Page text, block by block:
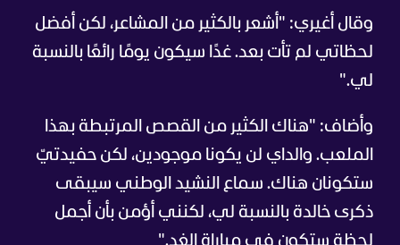
وقال أغيري: "أشعر بالكثير من المشاعر، لكن أفضل
لحظاتي لم تأت بعد. غدًا سيكون يومًا رائعًا بالنسبة
لي."
وأضاف: "هناك الكثير من القصص المرتبطة بهذا
الملعب. والداي لن يكونا موجودين، لكن حفيدتيّ
ستكونان هناك. سماع النشيد الوطني سيبقى
ذكرى خالدة بالنسبة لي، لكنني أؤمن بأن أجمل
لحظة ستكون في مباراة الغد."